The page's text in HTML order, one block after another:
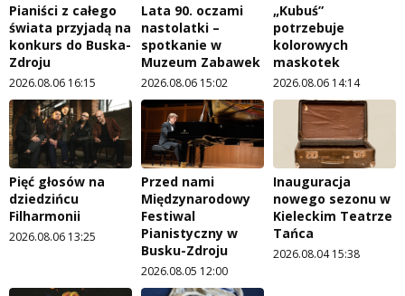
Pianiści z całego
świata przyjadą na
konkurs do Buska-
Zdroju
2026.08.06 16:15
Lata 90. oczami
nastolatki –
spotkanie w
Muzeum Zabawek
2026.08.06 15:02
„Kubuś”
potrzebuje
kolorowych
maskotek
2026.08.06 14:14
Pięć głosów na
dziedzińcu
Filharmonii
2026.08.06 13:25
Przed nami
Międzynarodowy
Festiwal
Pianistyczny w
Busku-Zdroju
2026.08.05 12:00
Inauguracja
nowego sezonu w
Kieleckim Teatrze
Tańca
2026.08.04 15:38